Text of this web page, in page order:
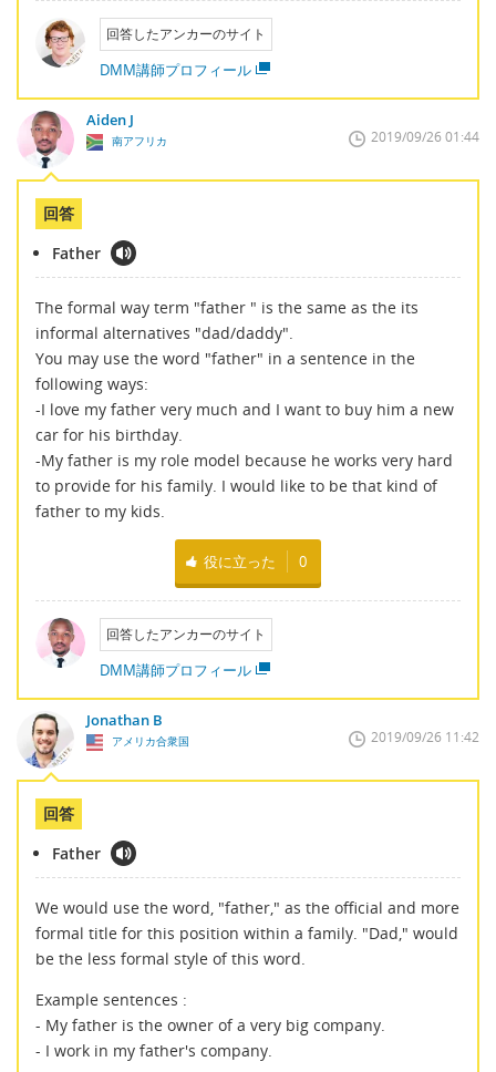
回答したアンカーのサイト
DMM講師プロフィール
Aiden J
南アフリカ 2019/09/26 01:44
回答
Father
The formal way term "father " is the same as the its
informal alternatives "dad/daddy".
You may use the word "father" in a sentence in the
following ways:
-I love my father very much and I want to buy him a new
car for his birthday.
-My father is my role model because he works very hard
to provide for his family. I would like to be that kind of
father to my kids.
役に立った 0
回答したアンカーのサイト
DMM講師プロフィール
Jonathan B
アメリカ合衆国 2019/09/26 11:42
回答
Father
We would use the word, "father," as the official and more
formal title for this position within a family. "Dad," would
be the less formal style of this word.
Example sentences :
- My father is the owner of a very big company.
- I work in my father's company.